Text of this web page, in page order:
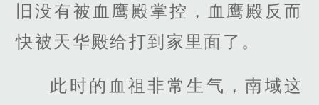
旧没有被血鹰殿掌控，血鹰殿反而
快被天华殿给打到家里面了。
此时的血祖非常生气，南域这